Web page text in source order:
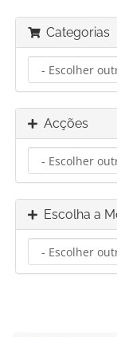
Categorias
Acções
Escolha a